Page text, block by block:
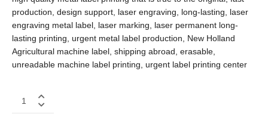
production, design support, laser engraving, long-lasting, laser
engraving metal label, laser marking, laser permanent long-
lasting printing, urgent metal label production, New Holland
Agricultural machine label, shipping abroad, erasable,
unreadable machine label printing, urgent label printing center
Holland